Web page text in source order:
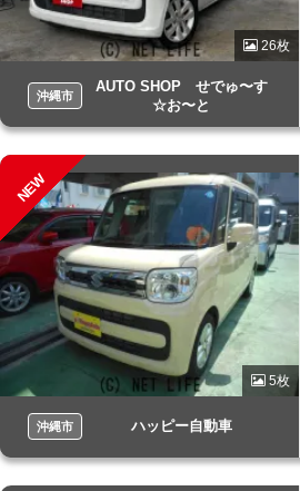
26枚
沖縄市
AUTO SHOP せでゅ〜す
☆お〜と
NEW
5枚
沖縄市 ハッピー自動車